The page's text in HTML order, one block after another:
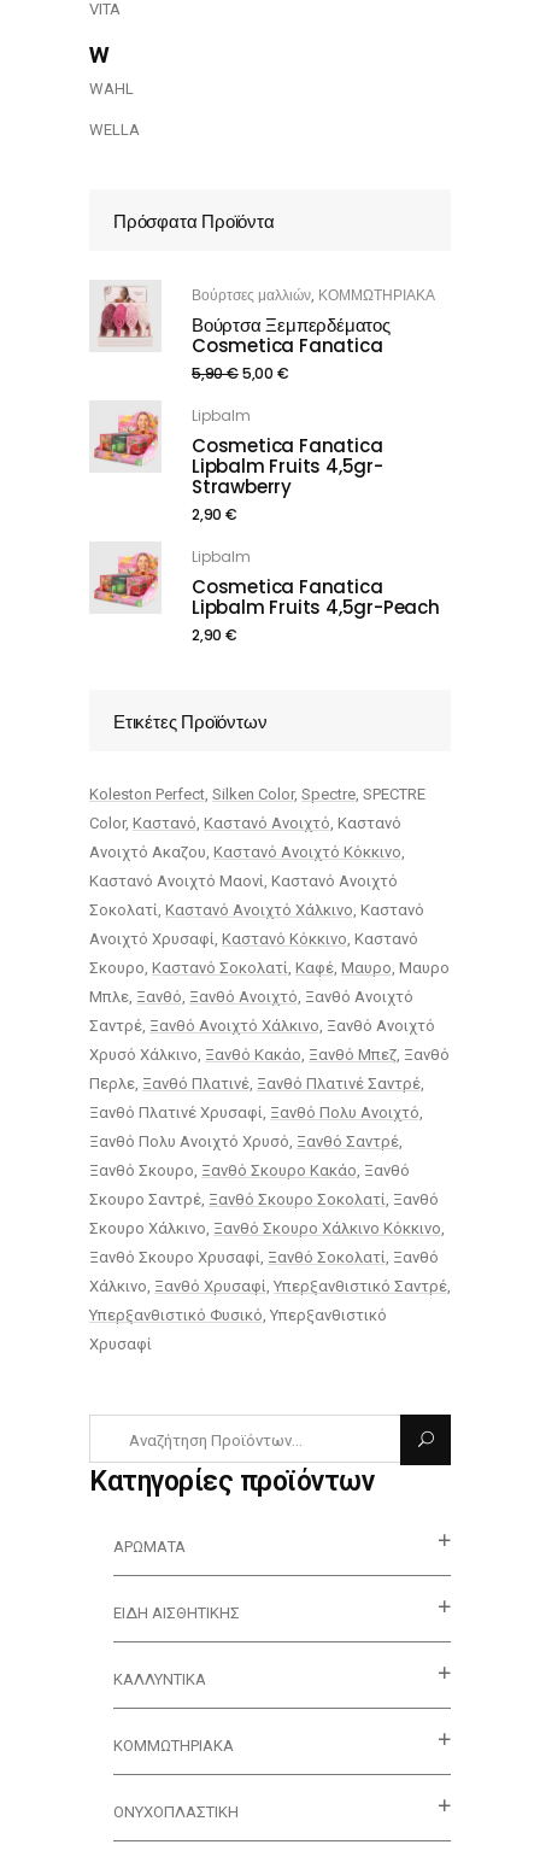
VITA
w
WAHL
WELLA
Πρόσφατα Προϊόντα
Βούρτσες μαλλιών, ΚΟΜΜΩΤΗΡΙΑΚΑ
Βούρτσα Ξεμπερδέματος
Cosmetica Fanatica
5,90€5,00 €
Lipbalm
Cosmetica Fanatica
Lipbalm Fruits 4,5gr-
Strawberry
2,90 €
Lipbalm
Cosmetica Fanatica
Lipbalm Fruits 4,5gr-Peach
2,90 €
Ετικέτες Προϊόντων
Koleston Perfect Silken Color Spectre SPECTRE
Color Καστανό Καστανό Ανοιχτό Καστανό
Ανοιχτό Ακαζου Καστανό Ανοιχτό Κόκκινο
Καστανό Ανοιχτό Μαονί Καστανό Ανοιχτό
Σοκολατί Καστανό Ανοιχτό Χάλκινο Καστανό
Ανοιχτό Χρυσαφί Καστανό Κόκκινο Καστανό
Σκουρο Καστανό Σοκολατί Καφέ Μαυρο Μαυρο
Μπλε Ξανθό Ξανθό Ανοιχτό Ξανθό Ανοιχτό
Σαντρέ Ξανθό Ανοιχτό Χάλκινο Ξανθό Ανοιχτό
Χρυσό Χάλκινο Ξανθό Κακάο Ξανθό Μπεζ Ξανθό
Περλε Ξανθό Πλατινέ Ξανθό Πλατινέ Σαντρέ
Ξανθό Πλατινέ Χρυσαφί Ξανθό Πολυ Ανοιχτό
Ξανθό Πολυ Ανοιχτό Χρυσό Ξανθό Σαντρέ
Ξανθό Σκουρο Ξανθό Σκουρο Κακάο Ξανθό
Σκουρο Σαντρέ Ξανθό Σκουρο Σοκολατί Ξανθό
Σκουρο Χάλκινο Ξανθό Σκουρο Χάλκινο Κόκκινο
Ξανθό Σκουρο Χρυσαφί Ξανθό Σοκολατί Ξανθό
Χάλκινο Ξανθό Χρυσαφί Υπερξανθιστικό Σαντρέ
Υπερξανθιστικό Φυσικό Υπερξανθιστικό
Χρυσαφί
Κατηγορίες προϊόντων
ΑΡΏΜΑΤΑ
ΕΊΔΗ ΑΙΣΘΗΤΙΚΉΣ
ΚΑΛΛΥΝΤΙΚΆ
ΚΟΜΜΩΤΗΡΙΑΚΑ
ΟΝΥΧΟΠΛΑΣΤΙΚΗ